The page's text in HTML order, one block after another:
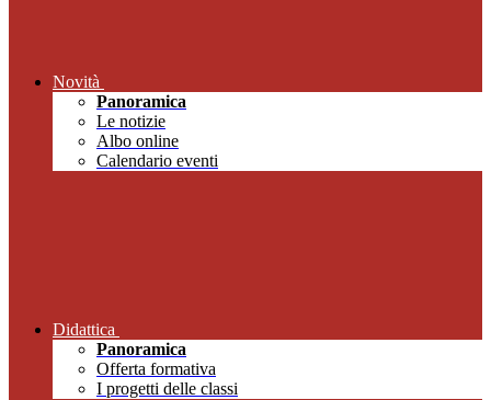
Novità
Panoramica
Le notizie
Albo online
Calendario eventi
Didattica
Panoramica
Offerta formativa
I progetti delle classi